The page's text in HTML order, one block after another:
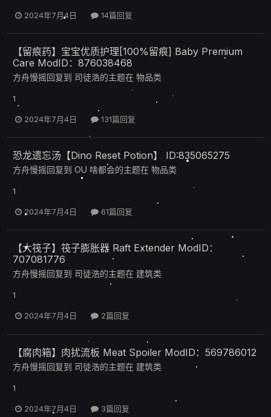
2024年7月4日 14篇回复
【留痕药】宝宝优质护理[100%留痕] Baby Premium
Care ModID：876038468
方舟慢摇回复到 司徒浩的主题在 物品类
1
2024年7月4日 131篇回复
恐龙遗忘汤【Dino Reset Potion】 ID:835065275
方舟慢摇回复到 OU 啥都会的主题在 物品类
1
2024年7月4日 61篇回复
【大筏子】筏子膨胀器 Raft Extender ModID：
707081776
方舟慢摇回复到 司徒浩的主题在 建筑类
1
2024年7月4日 2篇回复
【腐肉箱】肉扰流板 Meat Spoiler ModID：569786012
方舟慢摇回复到 司徒浩的主题在 建筑类
1
2024年7月4日 3篇回复